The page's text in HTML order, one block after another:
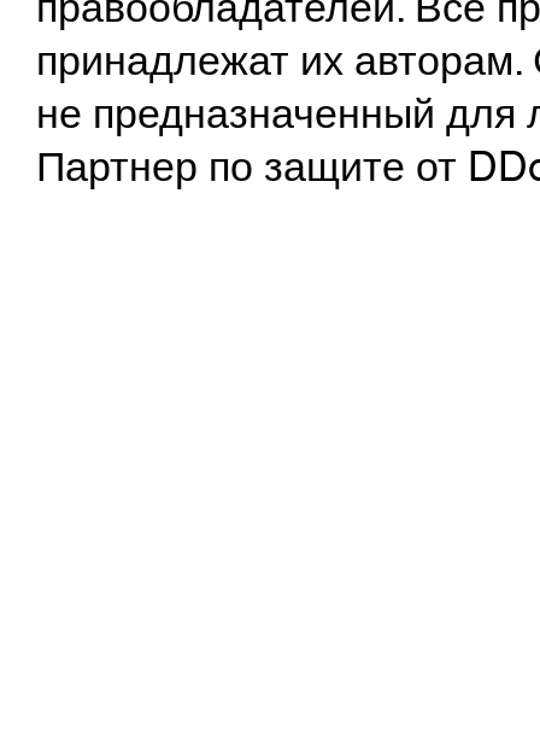
принадлежат их
не предназначенный
Партнер по защите от